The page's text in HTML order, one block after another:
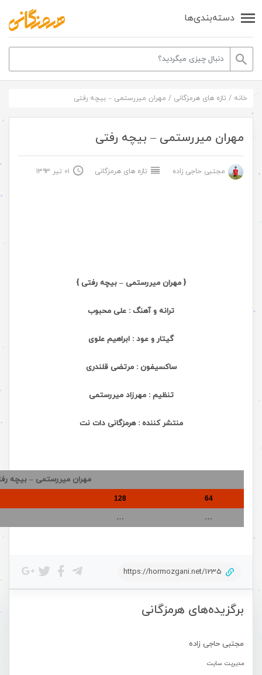
دسته‌بندی‌ها
برگزیده‌های هرمزگانی
مجتبی حاجی زاده
مدیریت سایت
خانه / تازه های هرمزگانی / مهران میررستمی – بیچه رفتی
مهران میررستمی – بیچه رفتی
مجتبی حاجی زاده تازه های هرمزگانی ۰۱ تیر ۱۳۹۳
{ مهران میررستمی – بیچه رفتی }
ترانه و آهنگ : علی محبوب
گیتار و عود : ابراهیم علوی
ساکسیفون : مرتضی قلندری
تنظیم : مهرزاد میررستمی
منتشر کننده : هرمزگانی دات نت
مهران میررستمی – بیچه
64
128
…
…
https://hormozgani.net/1235